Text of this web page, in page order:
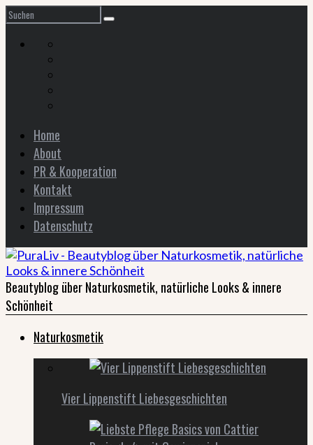
Home
About
PR & Kooperation
Kontakt
Impressum
Datenschutz
Beautyblog über Naturkosmetik, natürliche Looks & innere
Schönheit
Naturkosmetik
Vier Lippenstift Liebesgeschichten